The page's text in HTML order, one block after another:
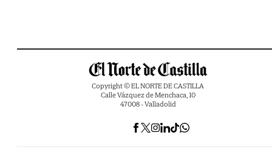
Copyright © EL NORTE DE CASTILLA
Calle Vázquez de Menchaca, 10
47008 - Valladolid